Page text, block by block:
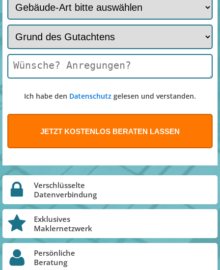
Ich habe den Datenschutz gelesen und verstanden.
Verschlüsselte
Datenverbindung
Exklusives
Maklernetzwerk
Persönliche
Beratung